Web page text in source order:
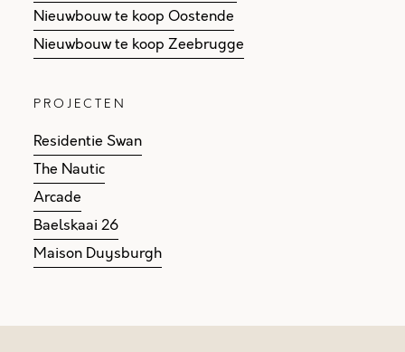
Nieuwbouw te koop Oostende
Nieuwbouw te koop Zeebrugge
PROJECTEN
Residentie Swan
The Nautic
Arcade
Baelskaai 26
Maison Duysburgh